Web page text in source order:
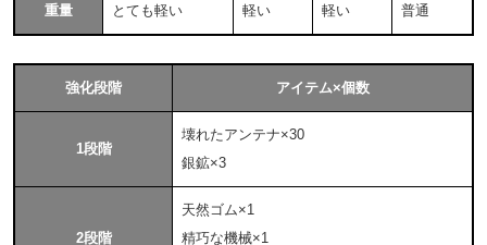
重量 とても軽い 軽い 軽い 普通
強化段階 アイテム×個数
1段階
壊れたアンテナ×30
銀鉱×3
2段階
天然ゴム×1
精巧な機械×1